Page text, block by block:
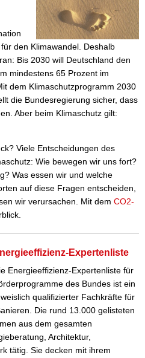
den Klimawandel. Deshalb
Bis 2030 will Deutschland den
mindestens 65 Prozent im
dem Klimaschutzprogramm 2030
die Bundesregierung sicher, dass
Aber beim Klimaschutz gilt:
Viele Entscheidungen des
Wie bewegen wir uns fort?
Was essen wir und welche
auf diese Fragen entscheiden,
wir verursachen. Mit dem CO2-
Expertenliste
Energieeffizienz-Expertenliste für
des Bundes ist ein
qualifizierter Fachkräfte für
Die rund 13.000 gelisteten
aus dem gesamten
Architektur,
tätig. Sie decken mit ihrem